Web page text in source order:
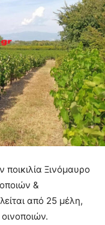
Ξινόμαυρο
&
από 25 μέλη,